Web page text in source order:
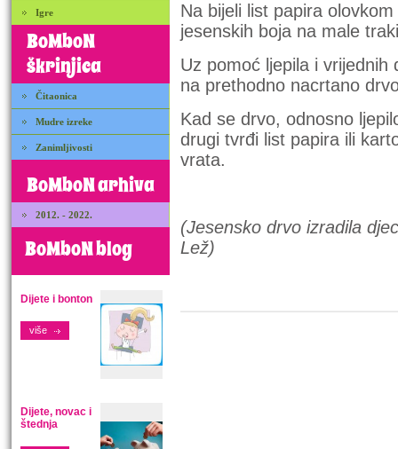
Igre
BoMboN
škrinjica
Čitaonica
Mudre izreke
Zanimljivosti
BoMboN arhiva
2012. - 2022.
BoMboN blog
Dijete i bonton
više
Dijete, novac i
štednja
Na bijeli list papira
jesenskih boja na male
Uz pomoć ljepila i vrijednih
na prethodno nacrtano
Kad se drvo, odnosno
drugi tvrđi list papira ili
vrata.
(Jesensko drvo izradila
Lež)